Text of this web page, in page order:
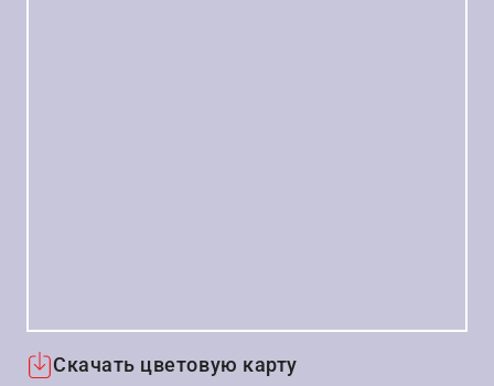
Скачать цветовую карту